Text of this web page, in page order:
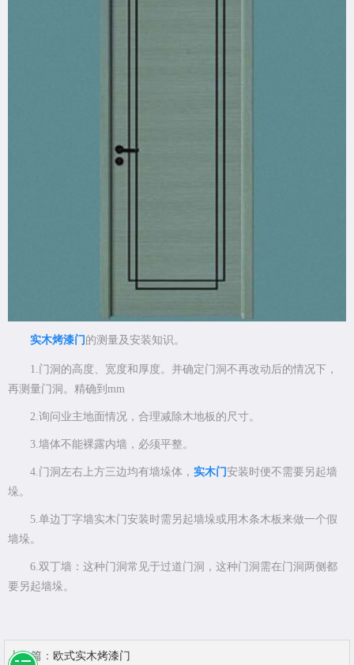
实木烤漆门 的测量及安装知识。
1.门洞的高度、宽度和厚度。并确定门洞不再改动后的情况下，
再测量门洞。精确到mm
2.询问业主地面情况，合理减除木地板的尺寸。
3.墙体不能裸露内墙，必须平整。
4.门洞左右上方三边均有墙垛体， 实木门安装时便不需要另起墙
垛。
5.单边丁字墙实木门安装时需另起墙垛或用木条木板来做一个假
墙垛。
6.双丁墙：这种门洞常见于过道门洞，这种门洞需在门洞两侧都
要另起墙垛。
上一篇： 欧式实木烤漆门